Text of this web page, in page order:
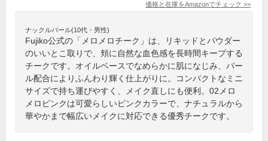
価格と在庫をAmazonでチェック >>
ナックルバール(10代・男性)
Fujiko公式の「メロメロチーク」は、リキッドとパウダー
のいいとこ取りで、頬に自然な血色感を長時間キープする
チークです。オイルベースでなめらかに肌になじみ、パー
ル配合によりふんわり輝く仕上がりに。コンパクトなミニ
サイズで持ち運びやすく、メイク直しにも便利。02メロ
メロピンクは可愛らしいピンクカラーで、ナチュラルから
華やかまで幅広いメイクに対応できる優秀チークです。